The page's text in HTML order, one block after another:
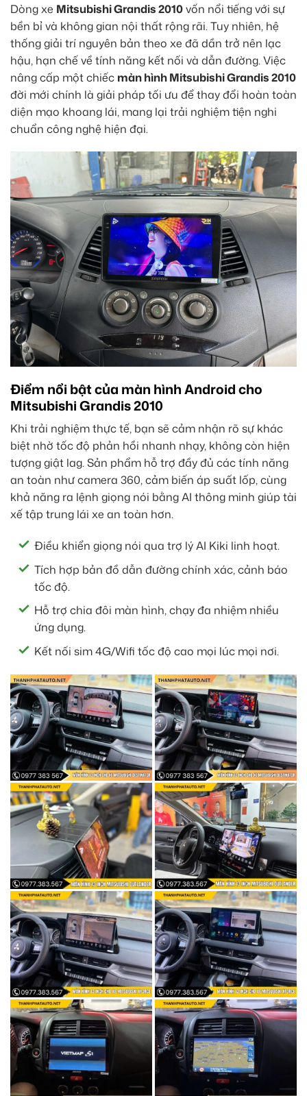
Dòng xe Mitsubishi Grandis 2010vốn nổi tiếng với sự
bền bỉ và không gian nội thất rộng rãi. Tuy nhiên, hệ
thống giải trí nguyên bản theo xe đã dần trở nên lạc
hậu, hạn chế về tính năng kết nối và dẫn đường. Việc
nâng cấp một chiếc màn hình Mitsubishi Grandis 2010
đời mới chính là giải pháp tối ưu để thay đổi hoàn toàn
diện mạo khoang lái, mang lại trải nghiệm tiện nghi
chuẩn công nghệ hiện đại.
Điểm nổi bật của màn hình Android cho
Mitsubishi Grandis 2010
Khi trải nghiệm thực tế, bạn sẽ cảm nhận rõ sự khác
biệt nhờ tốc độ phản hồi nhanh nhạy, không còn hiện
tượng giật lag. Sản phẩm hỗ trợ đầy đủ các tính năng
an toàn như camera 360, cảm biến áp suất lốp, cùng
khả năng ra lệnh giọng nói bằng AI thông minh giúp tài
xế tập trung lái xe an toàn hơn.
Điều khiển giọng nói qua trợ lý AI Kiki linh hoạt.
Tích hợp bản đồ dẫn đường chính xác, cảnh báo
tốc độ.
Hỗ trợ chia đôi màn hình, chạy đa nhiệm nhiều
ứng dụng.
Kết nối sim 4G/Wifi tốc độ cao mọi lúc mọi nơi.